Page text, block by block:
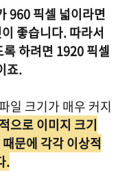
960 픽셀 넓이라면
좋습니다. 따라서
하려면 1920 픽셀
죠.
일 크기가 매우 커지
으로 이미지 크기
문에 각각 이상적
.